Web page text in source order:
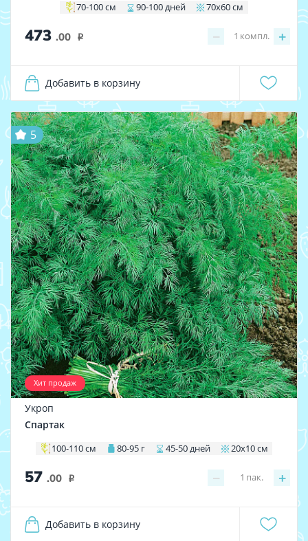
70-100 см 90-100 дней 70х60 см
473 .00 i − +
1 компл.
Добавить в корзину
Хит продаж
5
Укроп
Спартак
100-110 см 80-95 г 45-50 дней 20х10 см
57 .00 i − +
1 пак.
Добавить в корзину